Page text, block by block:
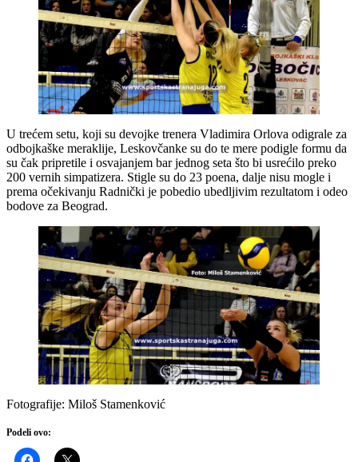
U trećem setu, koji su devojke trenera Vladimira Orlova odigrale za
odbojkaške meraklije, Leskovčanke su do te mere podigle formu da
su čak pripretile i osvajanjem bar jednog seta što bi usrećilo preko
200 vernih simpatizera. Stigle su do 23 poena, dalje nisu mogle i
prema očekivanju Radnički je pobedio ubedljivim rezultatom i odeo
bodove za Beograd.
Fotografije: Miloš Stamenković
Podeli ovo: